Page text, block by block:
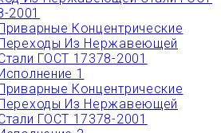
2001
Концентрические
Из Нержавеющей
ГОСТ 17378-2001
1
Концентрические
Из Нержавеющей
ГОСТ 17378-2001